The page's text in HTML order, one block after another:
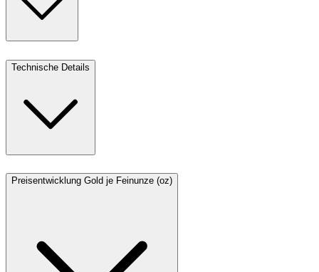
Technische Details
Preisentwicklung Gold je Feinunze (oz)